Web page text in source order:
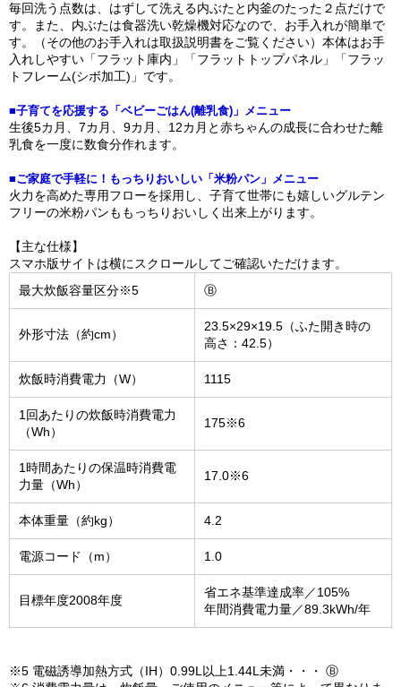
毎回洗う点数は、はずして洗える内ぶたと内釜のたった２点だけで
す。また、内ぶたは食器洗い乾燥機対応なので、お手入れが簡単で
す。（その他のお手入れは取扱説明書をご覧ください）本体はお手
入れしやすい「フラット庫内」「フラットトップパネル」「フラッ
トフレーム(シボ加工)」です。
■子育てを応援する「ベビーごはん(離乳食)」メニュー
生後5カ月、7カ月、9カ月、12カ月と赤ちゃんの成長に合わせた離
乳食を一度に数食分作れます。
■ご家庭で手軽に！もっちりおいしい「米粉パン」メニュー
火力を高めた専用フローを採用し、子育て世帯にも嬉しいグルテン
フリーの米粉パンももっちりおいしく出来上がります。
【主な仕様】
スマホ版サイトは横にスクロールしてご確認いただけます。
最大炊飯容量区分※5
Ⓑ
外形寸法（約cm）
23.5×29×19.5（ふた開き時の
高さ：42.5）
炊飯時消費電力（W） 1115
1回あたりの炊飯時消費電力
（Wh）
175※6
1時間あたりの保温時消費電
力量（Wh）
17.0※6
本体重量（約kg） 4.2
電源コード（m） 1.0
目標年度2008年度
省エネ基準達成率／105%
年間消費電力量／89.3kWh/年
※5 電磁誘導加熱方式（IH）0.99L以上1.44L未満・・・ Ⓑ